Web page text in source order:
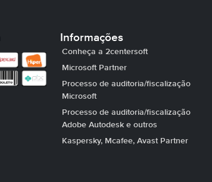
Informações
Conheça a 2centersoft
Microsoft Partner
Processo de auditoria/fiscalização
Microsoft
Processo de auditoria/fiscalização
Adobe Autodesk e outros
Kaspersky, Mcafee, Avast Partner